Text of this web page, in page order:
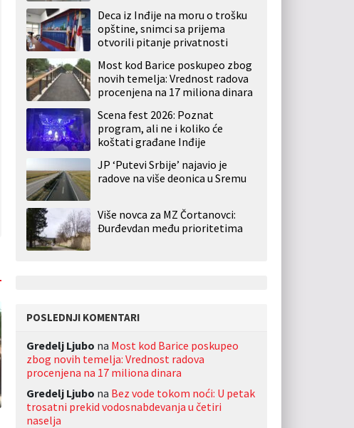
Deca iz Inđije na moru o trošku
opštine, snimci sa prijema
otvorili pitanje privatnosti
Most kod Barice poskupeo zbog
novih temelja: Vrednost radova
procenjena na 17 miliona dinara
Scena fest 2026: Poznat
program, ali ne i koliko će
koštati građane Inđije
JP ‘Putevi Srbije’ najavio je
radove na više deonica u Sremu
Više novca za MZ Čortanovci:
Đurđevdan među prioritetima
POSLEDNJI KOMENTARI
Gredelj Ljubo na Most kod Barice poskupeo
zbog novih temelja: Vrednost radova
procenjena na 17 miliona dinara
Gredelj Ljubo na Bez vode tokom noći: U petak
trosatni prekid vodosnabdevanja u četiri
naselja